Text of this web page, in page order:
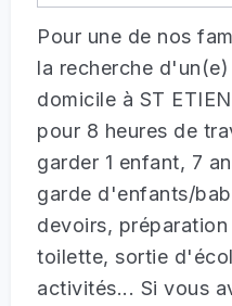
Pour une de nos
la recherche
domicile à ST
pour 8 heures de
garder 1 enfant, 7
garde d'enfants/
devoirs,
toilette, sortie
activités... Si vous